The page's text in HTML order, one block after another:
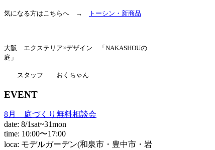
気になる方はこちらへ → トーシン・新商品
大阪 エクステリア×デザイン 「NAKASHOUの
庭」
スタッフ おくちゃん
EVENT
8月 庭づくり無料相談会
date: 8/1sat~31mon
time: 10:00〜17:00
loca: モデルガーデン(和泉市・豊中市・岩